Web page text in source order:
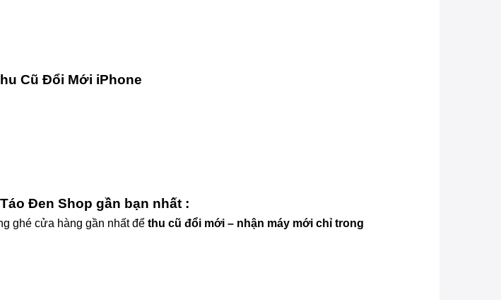
Cũ Đổi Mới iPhone
Đen Shop gần bạn nhất :
ghé cửa hàng gần nhất để thu cũ đổi mới – nhận máy mới chỉ trong